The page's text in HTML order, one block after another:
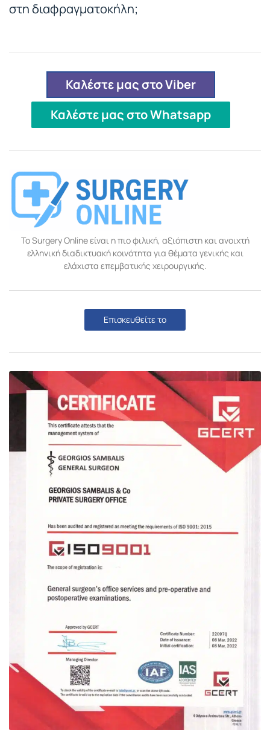
στη διαφραγματοκήλη;
Καλέστε μας στο Viber
Καλέστε μας στο Whatsapp
Το Surgery Online είναι η πιο φιλική, αξιόπιστη και ανοιχτή
ελληνική διαδικτυακή κοινότητα για θέματα γενικής και
ελάχιστα επεμβατικής χειρουργικής.
Επισκευθείτε το